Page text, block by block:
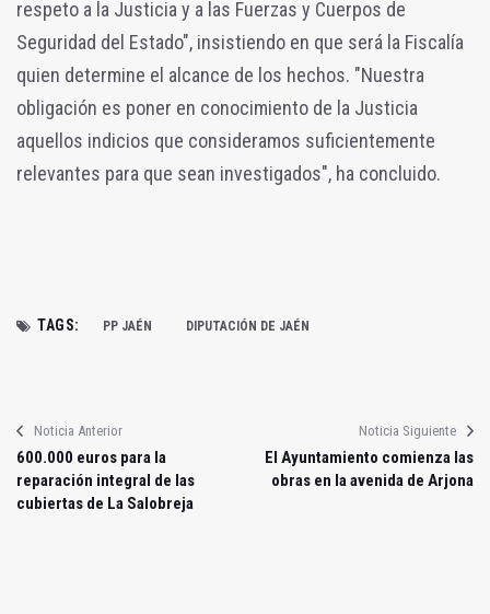
respeto a la Justicia y a las Fuerzas y Cuerpos de
Seguridad del Estado", insistiendo en que será la Fiscalía
quien determine el alcance de los hechos. "Nuestra
obligación es poner en conocimiento de la Justicia
aquellos indicios que consideramos suficientemente
relevantes para que sean investigados", ha concluido.
TAGS: PP JAÉN DIPUTACIÓN DE JAÉN
Noticia Anterior
600.000 euros para la
reparación integral de las
cubiertas de La Salobreja
Noticia Siguiente
El Ayuntamiento comienza las
obras en la avenida de Arjona